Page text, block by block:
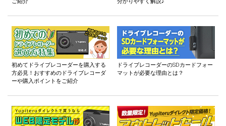
ご紹介
分かりやすく解説♪
初めてドライブレコーダーを購入する
方必見！おすすめのドライブレコーダ
ーや購入ポイントをご紹介
ドライブレコーダーのSDカードフォー
マットが必要な理由とは？